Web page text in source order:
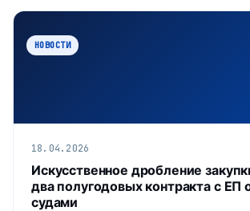
НОВОСТИ
18.04.2026
Искусственное дробление
два полугодовых контракта с ЕП
судами